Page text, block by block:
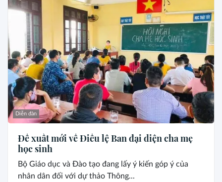
Diễn đàn
Đề xuất mới về Điều lệ Ban đại diện cha mẹ
học sinh
Bộ Giáo dục và Đào tạo đang lấy ý kiến góp ý của
nhân dân đối với dự thảo Thông...